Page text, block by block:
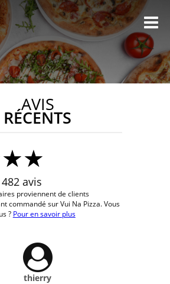
AVIS
RÉCENTS
avis
proviennent de clients
commandé sur Vui Na Pizza. Vous
? Pour en savoir plus
thierry